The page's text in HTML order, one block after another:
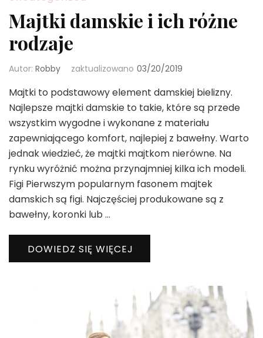
Majtki damskie i ich różne
rodzaje
Autor: Robby zaktualizowano 03/20/2019
Majtki to podstawowy element damskiej bielizny.
Najlepsze majtki damskie to takie, które są przede
wszystkim wygodne i wykonane z materiału
zapewniającego komfort, najlepiej z bawełny. Warto
jednak wiedzieć, że majtki majtkom nierówne. Na
rynku wyróżnić można przynajmniej kilka ich modeli.
Figi Pierwszym popularnym fasonem majtek
damskich są figi. Najczęściej produkowane są z
bawełny, koronki lub …
DOWIEDZ SIĘ WIĘCEJ